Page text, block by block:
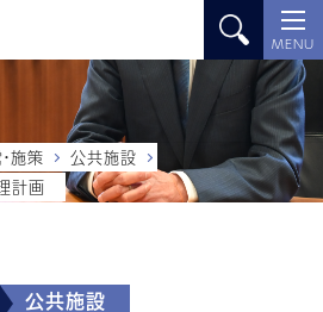
MENU
公共施設
施策
公共施設
計画